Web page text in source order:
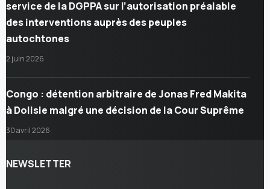
service de la DGPPA sur l’autorisation préalable
des interventions auprès des peuples
autochtones
2 juin 2026
Congo : détention arbitraire de Jonas Fred Makita
à Dolisie malgré une décision de la Cour Suprême
30 avril 2026
NEWSLETTER